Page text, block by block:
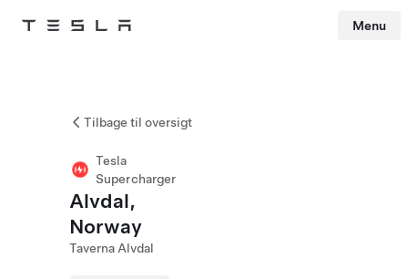
Tesla Menu
Tilbage til oversigt
Tesla
Supercharger
Alvdal,
Norway
Taverna Alvdal